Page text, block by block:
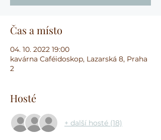
Čas a místo
04. 10. 2022 19:00
kavárna Caféidoskop, Lazarská 8, Praha
2
Hosté
+ další hosté (18)